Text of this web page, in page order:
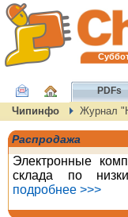
PDFs
Чипинфо Журнал
Распродажа
Электронные
склада по
подробнее >>>